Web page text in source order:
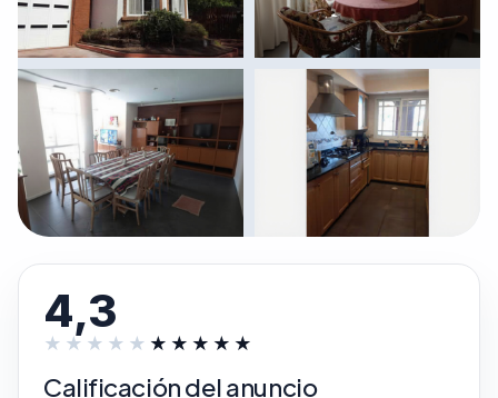
4,3
Calificación del anuncio